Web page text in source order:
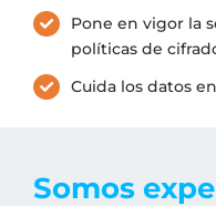
Pone en vigor la
políticas de
Cuida los datos
Somos